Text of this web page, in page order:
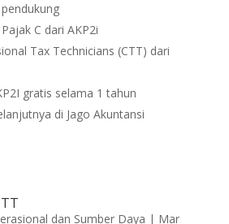
C dari AKP2i
Tax Technicians (CTT) dari
gratis selama 1 tahun
di Jago Akuntansi
dan Sumber Daya | Mar